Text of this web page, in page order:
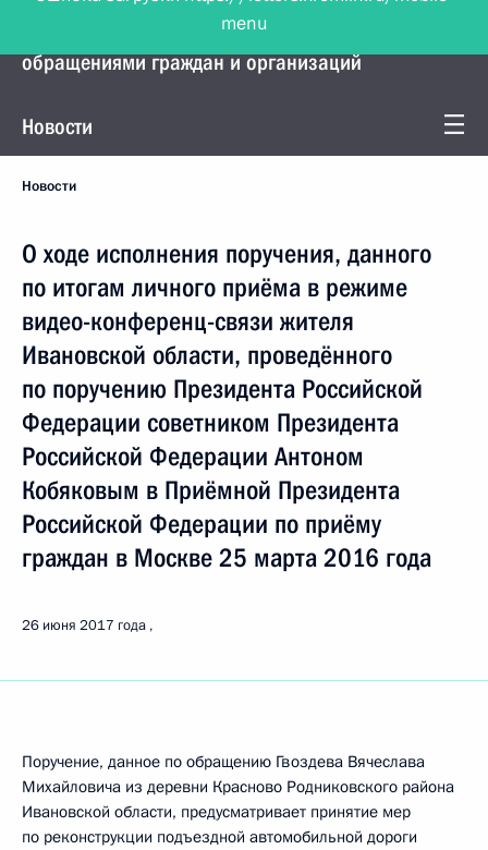
Управление Президента по работе с
обращениями граждан и организаций
Новости
Новости
О ходе исполнения поручения, данного
по итогам личного приёма в режиме
видео-конференц-связи жителя
Ивановской области, проведённого
по поручению Президента Российской
Федерации советником Президента
Российской Федерации Антоном
Кобяковым в Приёмной Президента
Российской Федерации по приёму
граждан в Москве 25 марта 2016 года
26 июня 2017 года
Поручение, данное по обращению Гвоздева Вячеслава
Михайловича из деревни Красново Родниковского района
Ивановской области, предусматривает принятие мер
по реконструкции подъездной автомобильной дороги
menu